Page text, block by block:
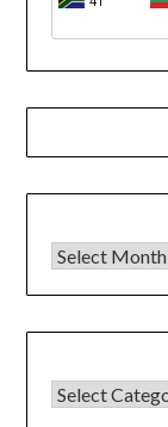
Arsip
KATEGORI